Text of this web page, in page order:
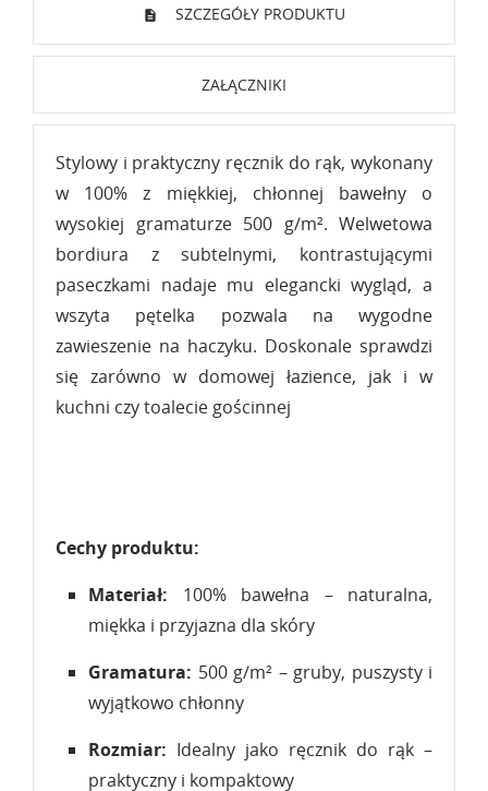
SZCZEGÓŁY PRODUKTU
ZAŁĄCZNIKI
Stylowy i praktyczny ręcznik do rąk, wykonany
w 100% z miękkiej, chłonnej bawełny o
wysokiej gramaturze 500 g/m². Welwetowa
bordiura z subtelnymi, kontrastującymi
paseczkami nadaje mu elegancki wygląd, a
wszyta pętelka pozwala na wygodne
zawieszenie na haczyku. Doskonale sprawdzi
się zarówno w domowej łazience, jak i w
kuchni czy toalecie gościnnej
Cechy produktu:
Materiał: 100% bawełna – naturalna,
miękka i przyjazna dla skóry
Gramatura: 500 g/m² – gruby, puszysty i
wyjątkowo chłonny
Rozmiar: Idealny jako ręcznik do rąk –
praktyczny i kompaktowy